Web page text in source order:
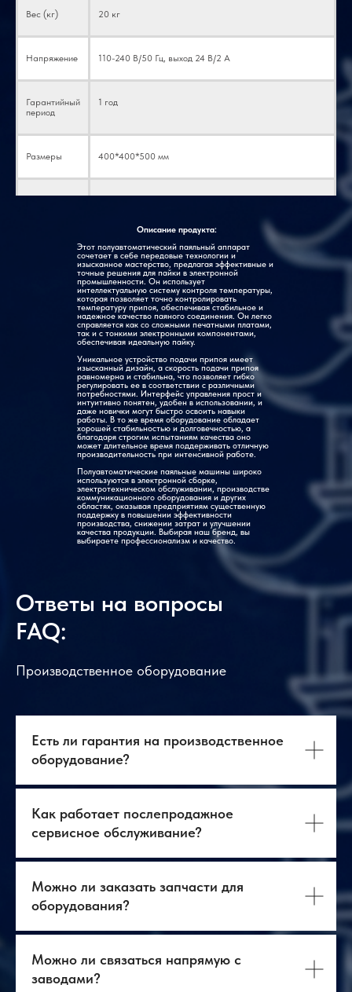
Вес (кг) 20 кг
Напряжение 110-240 В/50 Гц, выход 24 В/2 А
Гарантийный
период
1 год
Размеры 400*400*500 мм
0,6~1,5 мм
ПЛК
температуры
±3°
160 Вт
1~50 мм/с
±0,02 мм
Температура
пайки
от 0 до 500ºC
Описание продукта:
Этот полуавтоматический паяльный аппарат
сочетает в себе передовые технологии и
изысканное мастерство, предлагая эффективные и
точные решения для пайки в электронной
промышленности. Он использует
интеллектуальную систему контроля температуры,
которая позволяет точно контролировать
температуру припоя, обеспечивая стабильное и
надежное качество паяного соединения. Он легко
справляется как со сложными печатными платами,
так и с тонкими электронными компонентами,
обеспечивая идеальную пайку.
Уникальное устройство подачи припоя имеет
изысканный дизайн, а скорость подачи припоя
равномерна и стабильна, что позволяет гибко
регулировать ее в соответствии с различными
потребностями. Интерфейс управления прост и
интуитивно понятен, удобен в использовании, и
даже новички могут быстро освоить навыки
работы. В то же время оборудование обладает
хорошей стабильностью и долговечностью, а
благодаря строгим испытаниям качества оно
может длительное время поддерживать отличную
производительность при интенсивной работе.
Полуавтоматические паяльные машины широко
используются в электронной сборке,
электротехническом обслуживании, производстве
коммуникационного оборудования и других
областях, оказывая предприятиям существенную
поддержку в повышении эффективности
производства, снижении затрат и улучшении
качества продукции. Выбирая наш бренд, вы
выбираете профессионализм и качество.
Ответы на вопросы
FAQ:
Производственное оборудование
Есть ли гарантия на производственное
оборудование?
Как работает послепродажное
сервисное обслуживание?
Можно ли заказать запчасти для
оборудования?
Можно ли связаться напрямую с
заводами?